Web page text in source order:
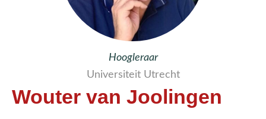
Hoogleraar
Universiteit Utrecht
Wouter van Joolingen